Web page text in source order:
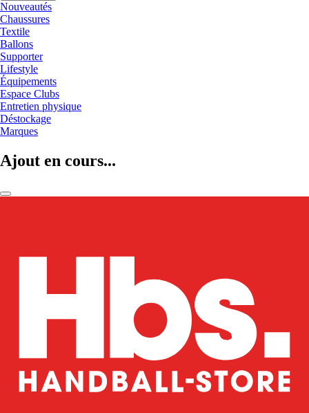
Nouveautés
Chaussures
Textile
Ballons
Supporter
Lifestyle
Équipements
Espace Clubs
Entretien physique
Déstockage
Marques
Ajout en cours...